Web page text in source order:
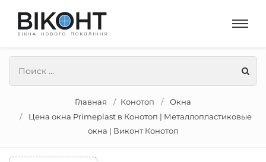
Главная Конотоп
Окна
Цена окна Primeplast в Конотоп | Металлопластиковые
окна | Виконт Конотоп